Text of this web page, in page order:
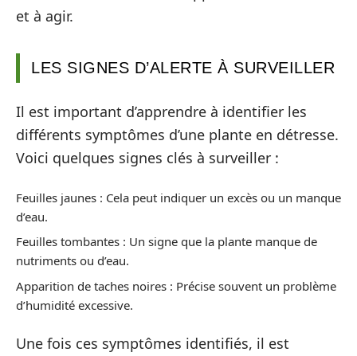
et à agir.
LES SIGNES D’ALERTE À SURVEILLER
Il est important d’apprendre à identifier les
différents symptômes d’une plante en détresse.
Voici quelques signes clés à surveiller :
Feuilles jaunes : Cela peut indiquer un excès ou un manque
d’eau.
Feuilles tombantes : Un signe que la plante manque de
nutriments ou d’eau.
Apparition de taches noires : Précise souvent un problème
d’humidité excessive.
Une fois ces symptômes identifiés, il est